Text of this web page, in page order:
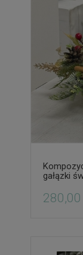
gałązki
280,00